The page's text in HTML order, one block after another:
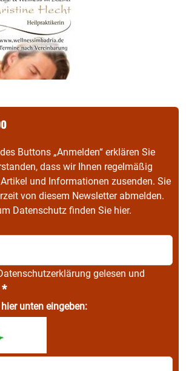
Buttons „Anmelden“ erklären Sie
dass wir Ihnen regelmäßig
und Informationen zusenden. Sie
von diesem Newsletter abmelden.
Datenschutz finden Sie hier.
gelesen und
*
unten eingeben: